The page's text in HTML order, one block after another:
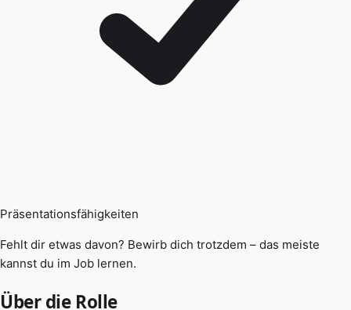
Präsentationsfähigkeiten
Fehlt dir etwas davon? Bewirb dich trotzdem – das meiste
kannst du im Job lernen.
Über die Rolle